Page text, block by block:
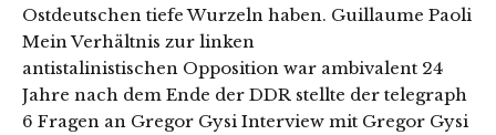
Ostdeutschen tiefe Wurzeln haben. Guillaume Paoli
Mein Verhältnis zur linken
antistalinistischen Opposition war ambivalent 24
Jahre nach dem Ende der DDR stellte der telegraph
6 Fragen an Gregor Gysi Interview mit Gregor Gysi